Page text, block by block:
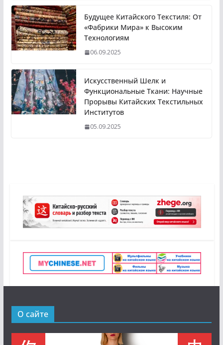
Будущее Китайского Текстиля: От
«Фабрики Мира» к Высоким
Технологиям
06.09.2025
Искусственный Шелк и
Функциональные Ткани: Научные
Прорывы Китайских Текстильных
Институтов
05.09.2025
О сайте